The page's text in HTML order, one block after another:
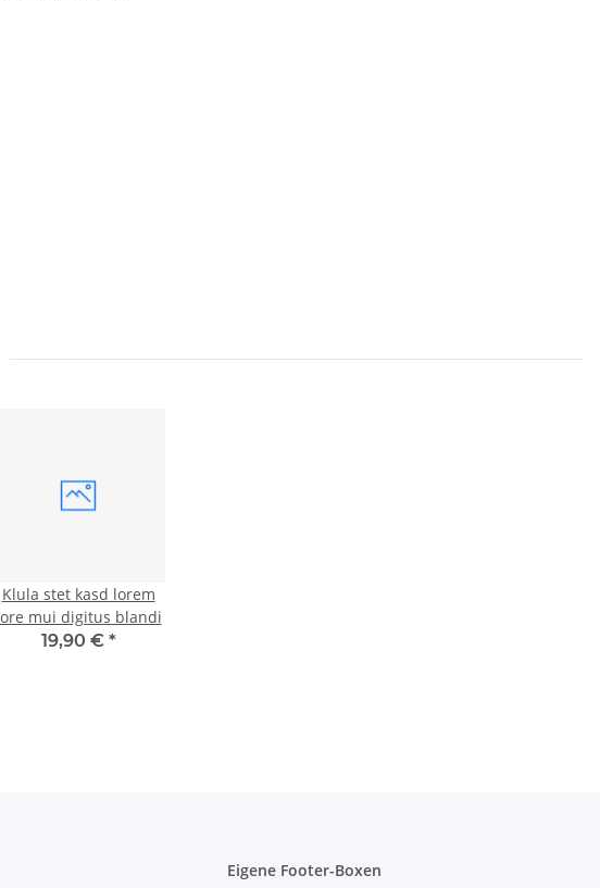
Klula stet kasd lorem
mui digitus blandi
19,90 € *
Eigene Footer-Boxen